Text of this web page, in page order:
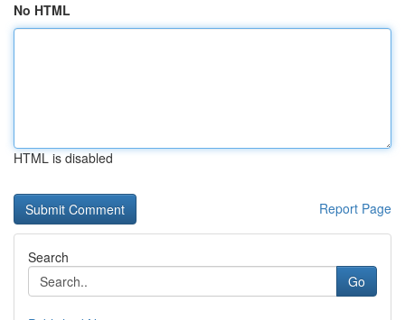
No HTML
HTML is disabled
Report Page
Search
Go